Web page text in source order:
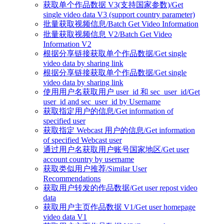
获取单个作品数据 V3(支持国家参数)/Get
single video data V3 (support country parameter)
批量获取视频信息/Batch Get Video Information
批量获取视频信息 V2/Batch Get Video
Information V2
根据分享链接获取单个作品数据/Get single
video data by sharing link
根据分享链接获取单个作品数据/Get single
video data by sharing link
使用用户名获取用户 user_id 和 sec_user_id/Get
user_id and sec_user_id by Username
获取指定用户的信息/Get information of
specified user
获取指定 Webcast 用户的信息/Get information
of specified Webcast user
通过用户名获取用户账号国家地区/Get user
account country by username
获取类似用户推荐/Similar User
Recommendations
获取用户转发的作品数据/Get user repost video
data
获取用户主页作品数据 V1/Get user homepage
video data V1